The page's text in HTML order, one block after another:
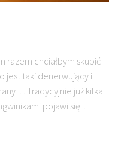
razem chciałbym skupić
jest taki denerwujący i
Tradycyjnie już kilka
pojawi się...